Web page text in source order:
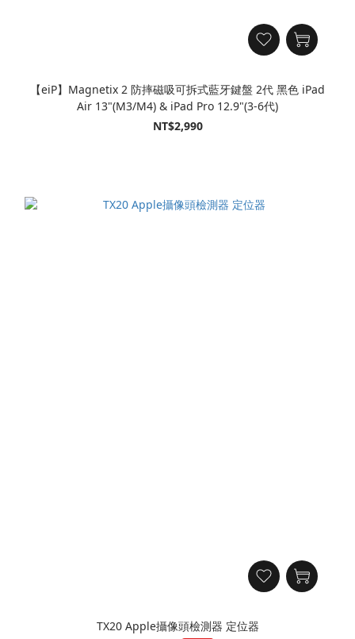
【eiP】Magnetix 2 防摔磁吸可拆式藍牙鍵盤 2代 黑色 iPad
Air 13"(M3/M4) & iPad Pro 12.9"(3-6代)
NT$2,990
TX20 Apple攝像頭檢測器 定位器